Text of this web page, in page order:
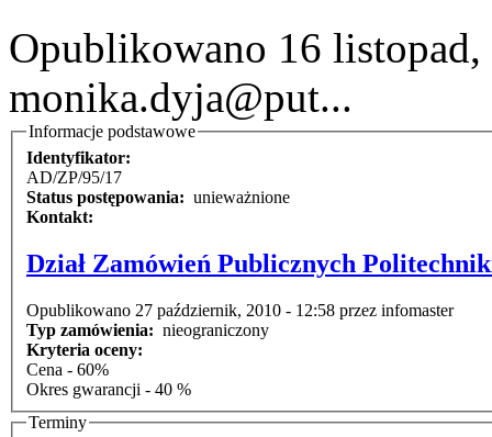
Opublikowano 16
monika.dyja@put...
Informacje podstawowe
Identyfikator:
AD/ZP/95/17
Status postępowania: unieważnione
Kontakt:
Dział Zamówień Publicznych
Opublikowano 27 październik, 2010 - 12:58 przez infomaster
Typ zamówienia: nieograniczony
Kryteria oceny:
Cena - 60%
Okres gwarancji - 40 %
Terminy